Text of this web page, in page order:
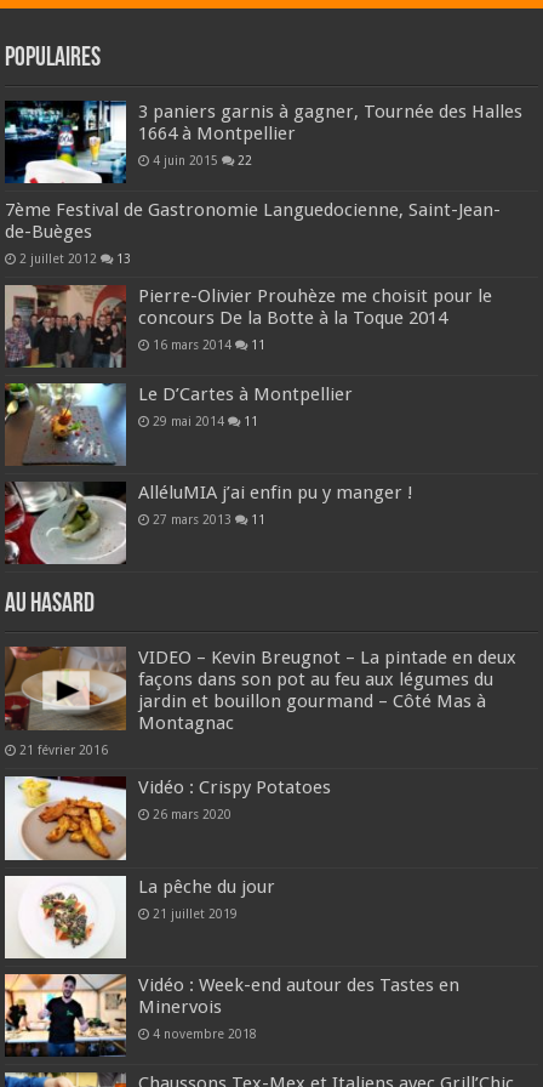
Populaires
3 paniers garnis à gagner, Tournée des Halles
1664 à Montpellier
4 juin 2015 22
7ème Festival de Gastronomie Languedocienne, Saint-Jean-
de-Buèges
2 juillet 2012 13
Pierre-Olivier Prouhèze me choisit pour le
concours De la Botte à la Toque 2014
16 mars 2014 11
Le D’Cartes à Montpellier
29 mai 2014 11
AlléluMIA j’ai enfin pu y manger !
27 mars 2013 11
Au hasard
VIDEO – Kevin Breugnot – La pintade en deux
façons dans son pot au feu aux légumes du
jardin et bouillon gourmand – Côté Mas à
Montagnac
21 février 2016
Vidéo : Crispy Potatoes
26 mars 2020
La pêche du jour
21 juillet 2019
Vidéo : Week-end autour des Tastes en
Minervois
4 novembre 2018